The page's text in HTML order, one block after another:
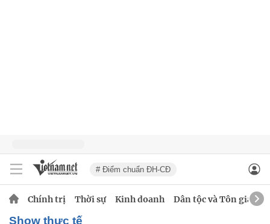
# Điểm chuẩn ĐH-CĐ
Chính trị Thời sự Kinh doanh Dân tộc và Tôn giáo
show thực tế